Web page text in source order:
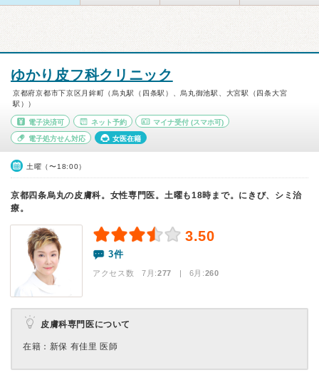
ゆかり皮フ科クリニック
京都府京都市下京区月鉾町（烏丸駅（四条駅）、烏丸御池駅、大宮駅（四条大宮
駅））
電子決済可 ネット予約 マイナ受付 (スマホ可)
電子処方せん対応 女医在籍
土曜（〜18:00）
京都四条烏丸の皮膚科。女性専門医。土曜も18時まで。にきび、シミ治
療。
3.50
3件
アクセス数 7月:277 | 6月:260
皮膚科専門医について
在籍：新保 有佳里 医師